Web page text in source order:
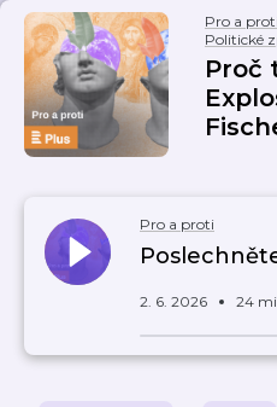
Pro a proti
Politické
Proč
Pro a proti
2. 6. 2026 24